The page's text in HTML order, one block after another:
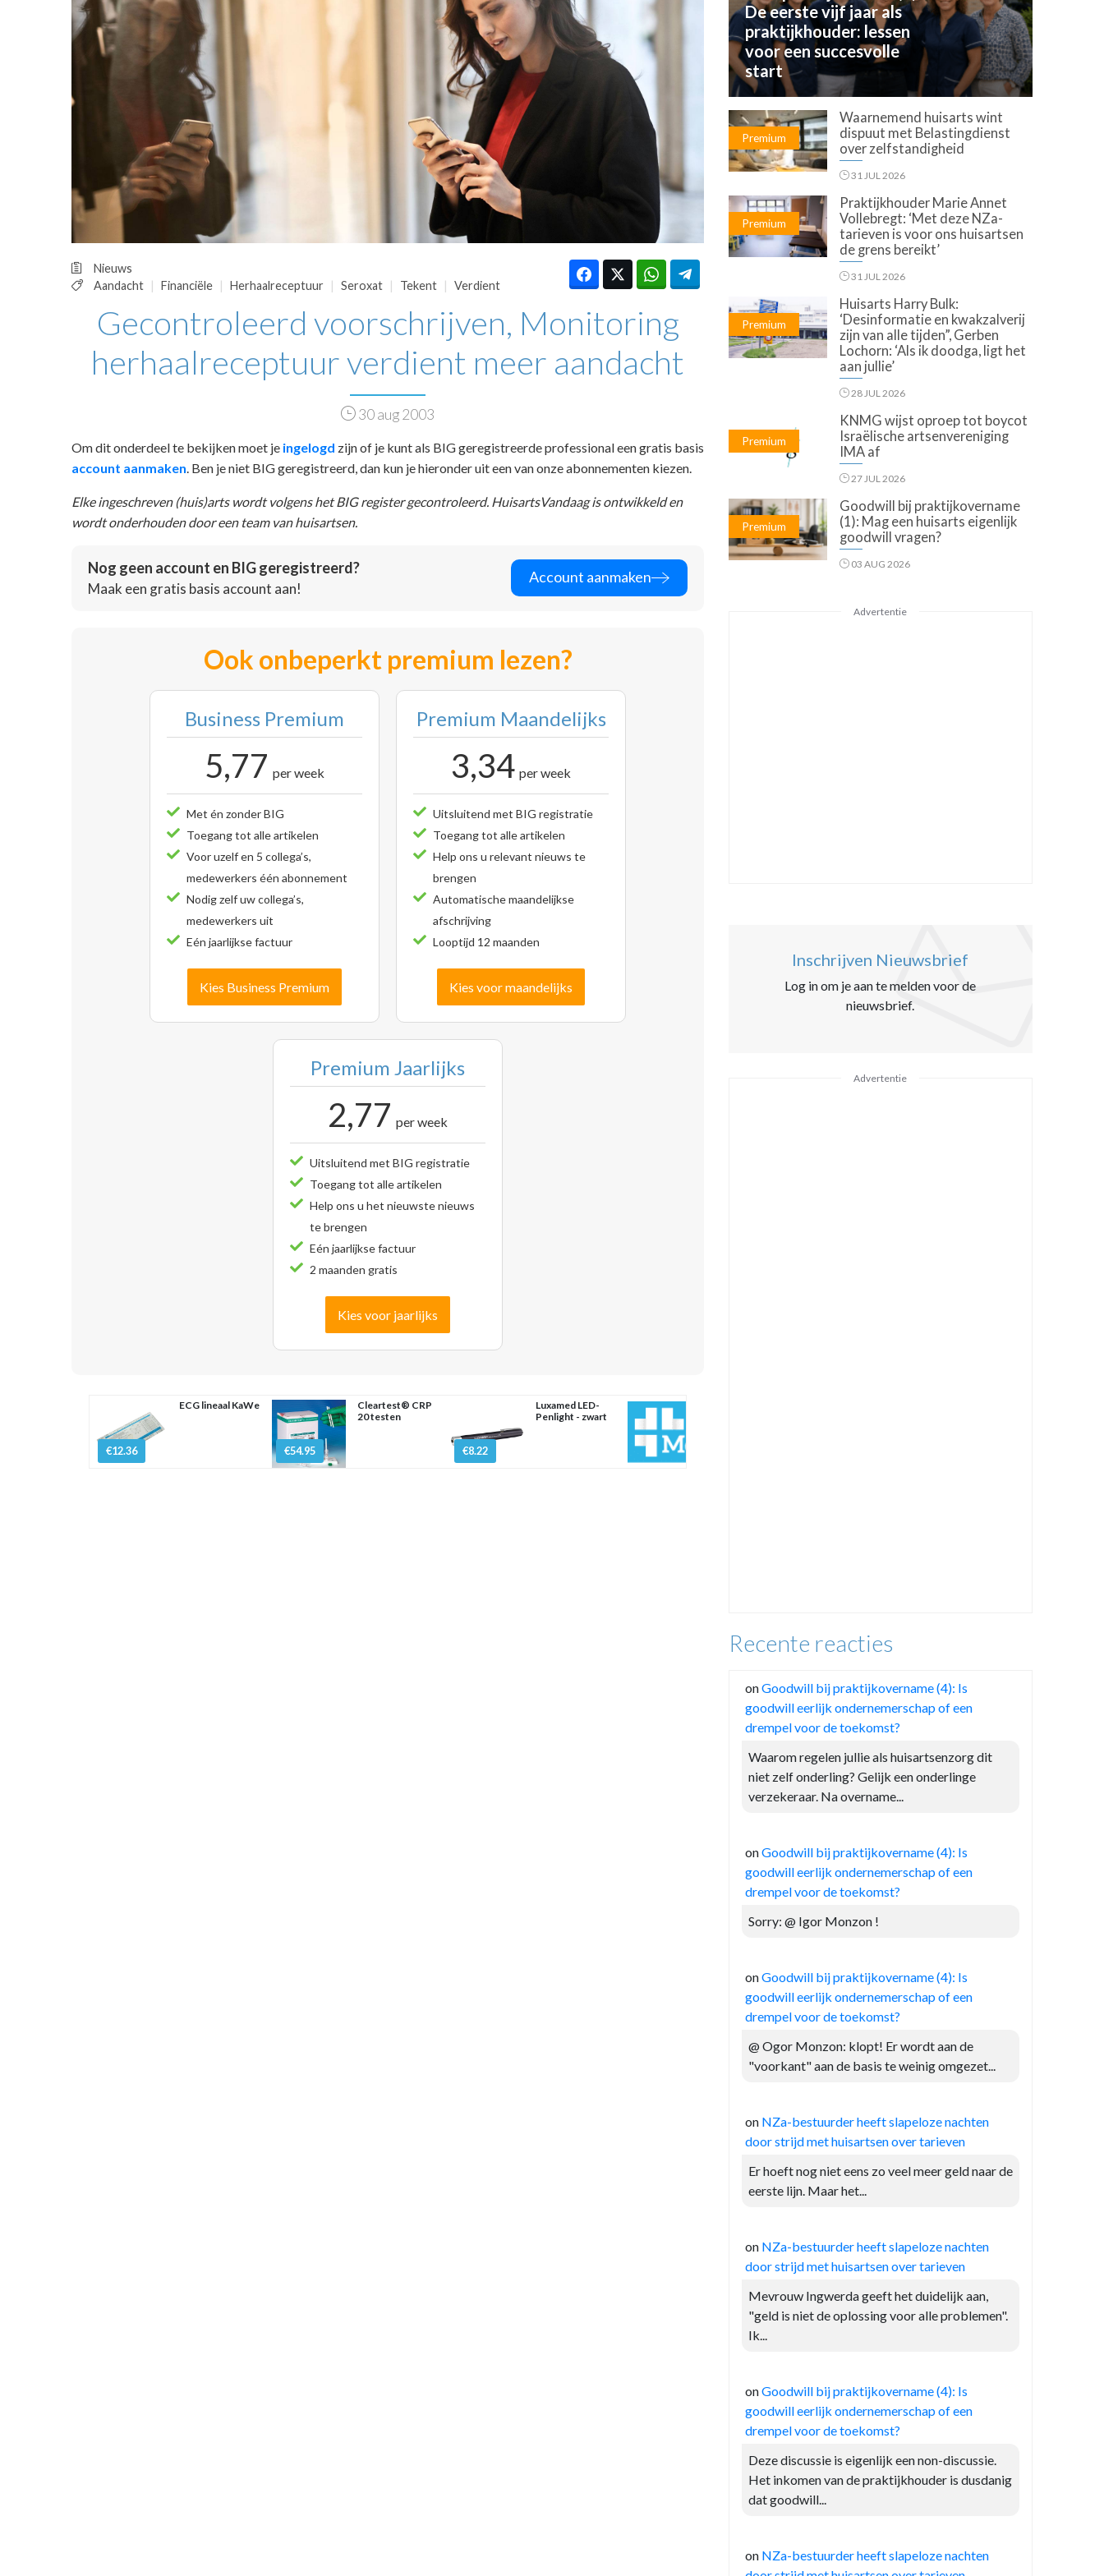
HUISARTSENPOST
PRAKTIJKZAKEN
VPHUISARTSEN
MEDISCHE VAKHANDEL
REGISTRATIE
Nieuws
Aandacht
Financiële Herhaalreceptuur Seroxat Tekent Verdient
Gecontroleerd voorschrijven, Monitoring
herhaalreceptuur verdient meer aandacht
30 aug 2003
Om dit onderdeel te bekijken moet je ingelogd zijn of je kunt als BIG geregistreerde professional een gratis basis
account aanmaken . Ben je niet BIG geregistreerd, dan kun je hieronder uit een van onze abonnementen kiezen.
Elke ingeschreven (huis)arts wordt volgens het BIG register gecontroleerd. HuisartsVandaag is ontwikkeld en
wordt onderhouden door een team van huisartsen.
Nog geen account en BIG geregistreerd?
Maak een gratis basis account aan!
Account aanmaken
Ook onbeperkt premium lezen?
Business Premium
5,77 per week
Met én zonder BIG
Toegang tot alle artikelen
Voor uzelf en 5 collega’s,
medewerkers één abonnement
Nodig zelf uw collega’s,
medewerkers uit
Eén jaarlijkse factuur
Kies Business Premium
Premium Maandelijks
3,34 per week
Uitsluitend met BIG registratie
Toegang tot alle artikelen
Help ons u relevant nieuws te
brengen
Automatische maandelijkse
afschrijving
Looptijd 12 maanden
Kies voor maandelijks
Premium Jaarlijks
2,77 per week
Uitsluitend met BIG registratie
Toegang tot alle artikelen
Help ons u het nieuwste nieuws
te brengen
Eén jaarlijkse factuur
2 maanden gratis
Kies voor jaarlijks
€12.36
ECG lineaal KaWe
€54.95
Cleartest® CRP
20 testen
€8.22
Luxamed LED-
Penlight - zwart
De eerste vijf jaar als
praktijkhouder: lessen
voor een succesvolle
start
Premium
Waarnemend huisarts wint
dispuut met Belastingdienst
over zelfstandigheid
31 JUL 2026
Premium
Praktijkhouder Marie Annet
Vollebregt: ‘Met deze NZa-
tarieven is voor ons huisartsen
de grens bereikt’
31 JUL 2026
Premium
Huisarts Harry Bulk:
‘Desinformatie en kwakzalverij
zijn van alle tijden”, Gerben
Lochorn: ‘Als ik doodga, ligt het
aan jullie’
28 JUL 2026
Premium
KNMG wijst oproep tot boycot
Israëlische artsenvereniging
IMA af
27 JUL 2026
Premium
Goodwill bij praktijkovername
(1): Mag een huisarts eigenlijk
goodwill vragen?
03 AUG 2026
Advertentie
Inschrijven Nieuwsbrief
Log in om je aan te melden voor de
nieuwsbrief.
Advertentie
Recente reacties
onGoodwill bij praktijkovername (4): Is
goodwill eerlijk ondernemerschap of een
drempel voor de toekomst?
Waarom regelen jullie als huisartsenzorg dit
niet zelf onderling? Gelijk een onderlinge
verzekeraar. Na overname...
onGoodwill bij praktijkovername (4): Is
goodwill eerlijk ondernemerschap of een
drempel voor de toekomst?
Sorry: @ Igor Monzon !
onGoodwill bij praktijkovername (4): Is
goodwill eerlijk ondernemerschap of een
drempel voor de toekomst?
@ Ogor Monzon: klopt! Er wordt aan de
"voorkant" aan de basis te weinig omgezet...
on NZa-bestuurder heeft slapeloze nachten
door strijd met huisartsen over tarieven
Er hoeft nog niet eens zo veel meer geld naar de
eerste lijn. Maar het...
on NZa-bestuurder heeft slapeloze nachten
door strijd met huisartsen over tarieven
Mevrouw Ingwerda geeft het duidelijk aan,
"geld is niet de oplossing voor alle problemen".
Ik...
onGoodwill bij praktijkovername (4): Is
goodwill eerlijk ondernemerschap of een
drempel voor de toekomst?
Deze discussie is eigenlijk een non-discussie.
Het inkomen van de praktijkhouder is dusdanig
dat goodwill...
on NZa-bestuurder heeft slapeloze nachten